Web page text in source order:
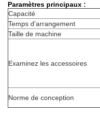
Paramètres principaux :
Capacité
Temps d'arrangement
Taille de machine
Examinez les accessoires
Norme de conception